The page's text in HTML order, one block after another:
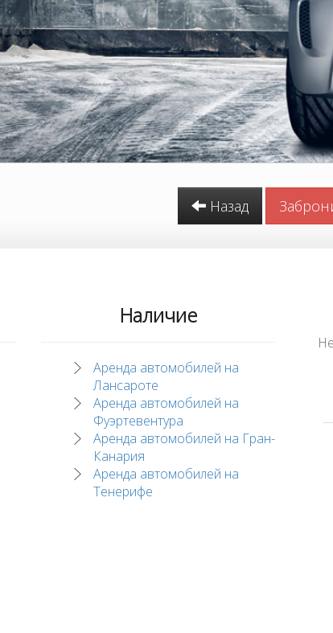
Назад
Наличие
Аренда автомобилей на
Лансароте
Аренда автомобилей на
Фуэртевентура
Аренда автомобилей на Гран-
Канария
Аренда автомобилей на
Тенерифе